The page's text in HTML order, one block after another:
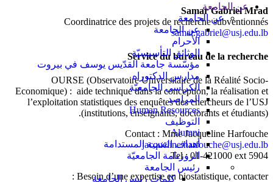
عن الجامعة
عن الجامعة
عن الجامعة
الأحرام
الوثائق التأسيسيّة
مؤسّسة جامعة القدّيس يوسف في بيروت
مدارس الدكتوراه
الكراسي الجامعيّة
المراصد
Human Resources
التوظيف
Alumni
أهداف التنمية المستدامة
الروزنامة الجامعيّة
رئيس الجامعة
كلمات رئيس الجامعة
Samar Gabriel Mrad
Coordinatrice des projets de recherche subventionnés
samar.gabriel@usj.edu.lb
Service du bureau de la recherche
OURSE (Observatoire Universitaire de la Réalité Socio-
Economique) : aide technique dans la conception, la réalisation et
l’exploitation statistiques des enquêtes des chercheurs de l’USJ
(institutions, enseignants, doctorants et étudiants).
Contact : Mme Jacqueline Harfouche
jacqueline.harfouche@usj.edu.lb
Tel : 01-421000 ext 5904
Besoin d’une expertise en biostatistique, contacter :